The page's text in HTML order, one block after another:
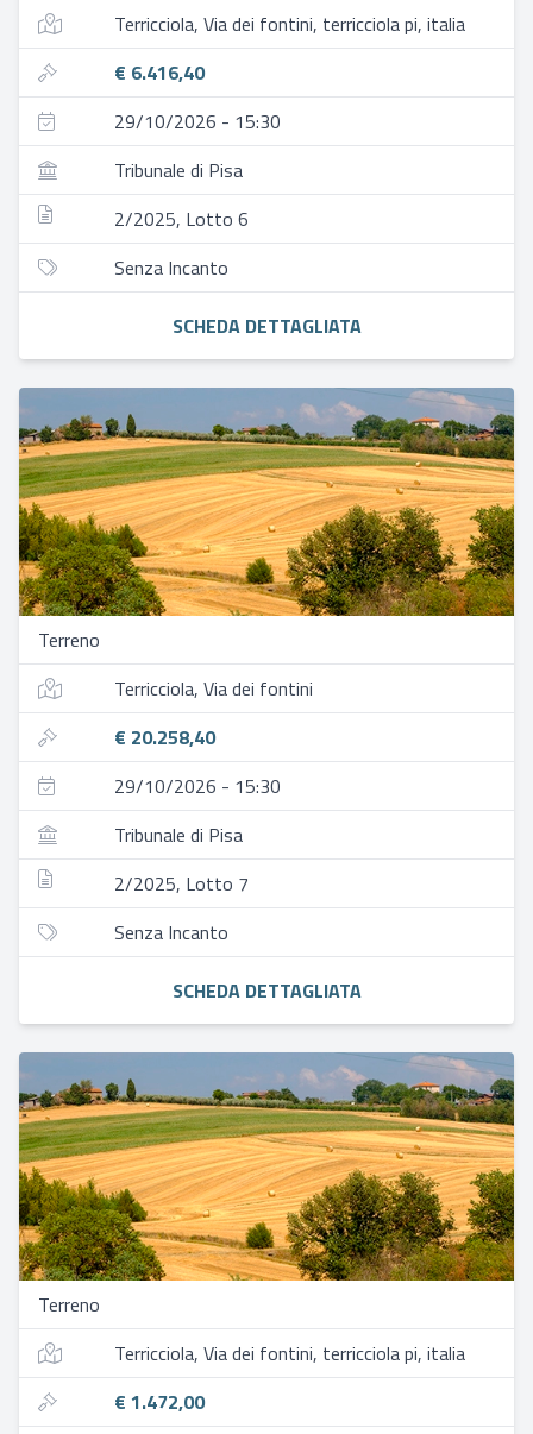
Terricciola, Via dei fontini, terricciola pi, italia
€ 6.416,40
29/10/2026 - 15:30
Tribunale di Pisa
2/2025, Lotto 6
Senza Incanto
SCHEDA DETTAGLIATA
Terreno
Terricciola, Via dei fontini
€ 20.258,40
29/10/2026 - 15:30
Tribunale di Pisa
2/2025, Lotto 7
Senza Incanto
SCHEDA DETTAGLIATA
Terreno
Terricciola, Via dei fontini, terricciola pi, italia
€ 1.472,00